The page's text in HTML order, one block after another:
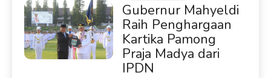
Gubernur Mahyeldi
Raih Penghargaan
Kartika Pamong
Praja Madya dari
IPDN